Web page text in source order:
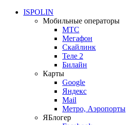
ISPOLIN
Мобильные операторы
МТС
Мегафон
Скайлинк
Теле 2
Билайн
Карты
Google
Яндекс
Mail
Метро, Аэропорты
ЯБлогер